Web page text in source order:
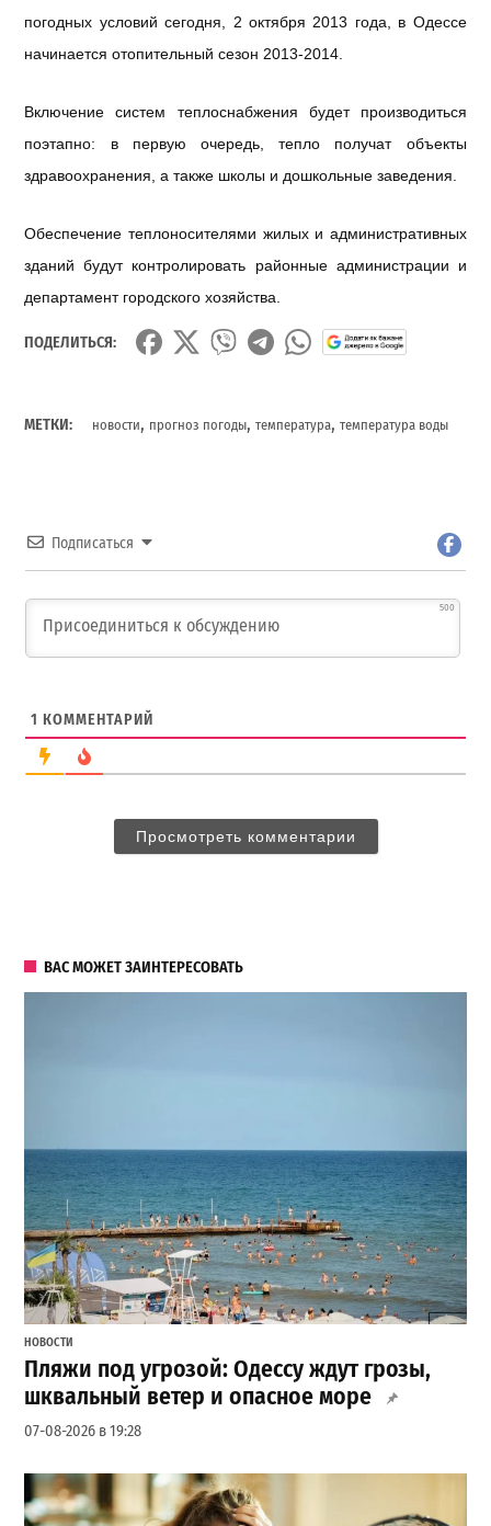
погодных условий сегодня, 2 октября 2013 года, в Одессе
начинается отопительный сезон 2013-2014.
Включение систем теплоснабжения будет производиться
поэтапно: в первую очередь, тепло получат объекты
здравоохранения, а также школы и дошкольные заведения.
Обеспечение теплоносителями жилых и административных
зданий будут контролировать районные администрации и
департамент городского хозяйства.
ПОДЕЛИТЬСЯ:
МЕТКИ: новости, прогноз погоды,температура,температура воды
Подписаться
500
1 КОММЕНТАРИЙ
Просмотреть комментарии
ВАС МОЖЕТ ЗАИНТЕРЕСОВАТЬ
НОВОСТИ
Пляжи под угрозой: Одессу ждут грозы,
шквальный ветер и опасное море
07-08-2026 в 19:28